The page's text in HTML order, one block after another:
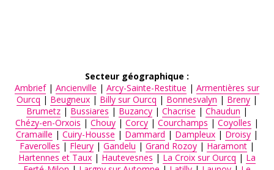
Secteur géographique :
Ambrief| Ancienville | Arcy-Sainte-Restitue | Armentières sur
Ourcq | Beugneux | Billy sur Ourcq | Bonnesvalyn | Breny |
Brumetz | Bussiares | Buzancy | Chacrise | Chaudun |
Chézy-en-Orxois | Chouy | Corcy | Courchamps | Coyolles |
Cramaille | Cuiry-Housse | Dammard | Dampleux | Droisy |
Faverolles | Fleury | Gandelu | Grand Rozoy | Haramont |
Hartennes et Taux | Hautevesnes | La Croix sur Ourcq | La